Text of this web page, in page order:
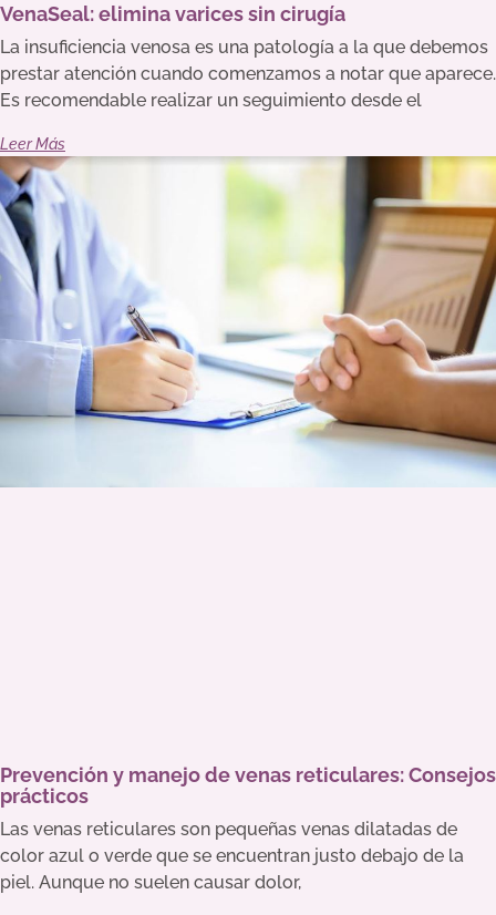
VenaSeal: elimina varices sin cirugía
La insuficiencia venosa es una patología a la que debemos
prestar atención cuando comenzamos a notar que aparece.
Es recomendable realizar un seguimiento desde el
Leer Más
Prevención y manejo de venas reticulares: Consejos
prácticos
Las venas reticulares son pequeñas venas dilatadas de
color azul o verde que se encuentran justo debajo de la
piel. Aunque no suelen causar dolor,